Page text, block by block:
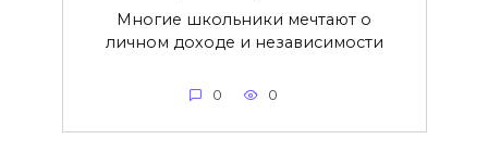
Многие школьники мечтают о
личном доходе и независимости
0 0